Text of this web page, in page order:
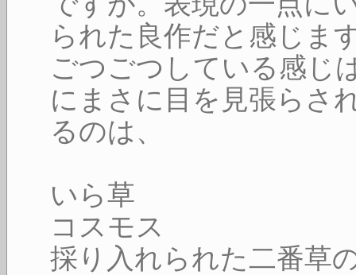
られた良作だと感じま
ごつごつしている感じ
にまさに目を見張らさ
るのは、
いら草
コスモス
採り入れられた二番草